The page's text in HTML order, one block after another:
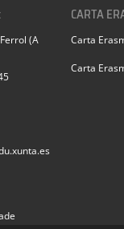
(A
CARTA
Carta
Carta